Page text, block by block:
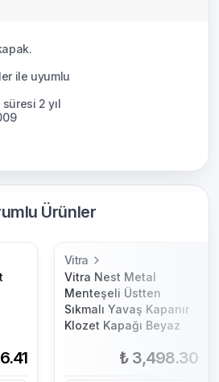
Ürünler
Vitra
Vitra Nest Metal
Menteşeli Üstten
Sıkmalı Yavaş Kapanır
Klozet Kapağı Beyaz
₺ 3,498.30
ile uyumlu
2 yıl